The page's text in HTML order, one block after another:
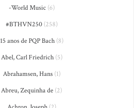
-World Music (6)
#BTHVN250(258)
15 anos de PQP Bach(8)
Abel, Carl Friedrich(5)
Abrahamsen, Hans(1)
Abreu, Zequinha de (2)